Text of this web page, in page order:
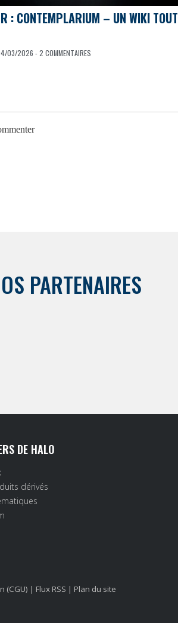
: CONTEMPLARIUM – UN WIKI TOUT
03/2026 - 2 COMMENTAIRES
PARTENAIRES
DE HALO
dérivés
(CGU) | Flux RSS | Plan du site